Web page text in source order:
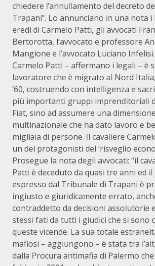
chiedere l’annullamento del decreto
Trapani”. Lo annunciano in una nota i
eredi di Carmelo Patti, gli avvocati
Bertorotta, l’avvocato e professore
Mangione e l’avvocato Luciano
Carmelo Patti – affermano i legali – è
lavoratore che è migrato al Nord
‘60, costruendo con intelligenza e
più importanti gruppi imprenditoriali
Fiat, sino ad assumere una dimensione
multinazionale che ha dato lavoro e
migliaia di persone. Il cavaliere
un dei protagonisti del ‘risveglio
Prosegue la nota degli avvocati: “il
Patti è deceduto da quasi tre anni ed
espresso dal Tribunale di Trapani è
ingiusto e giuridicamente errato,
contraddetto da decisioni assolutorie
stessi fati da tutti i giudici che si sono
queste vicende. La sua totale
mafiosi – aggiungono – è stata tra
dalla Procura antimafia di Palermo che